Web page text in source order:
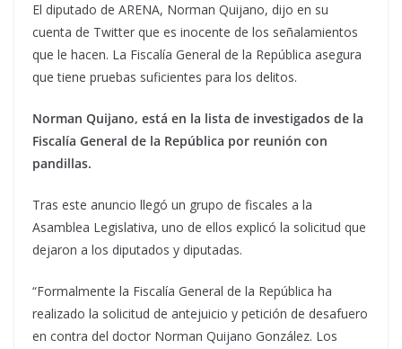
El diputado de ARENA, Norman Quijano, dijo en su
cuenta de Twitter que es inocente de los señalamientos
que le hacen. La Fiscalía General de la República asegura
que tiene pruebas suficientes para los delitos.
Norman Quijano, está en la lista de investigados de la
Fiscalía General de la República por reunión con
pandillas.
Tras este anuncio llegó un grupo de fiscales a la
Asamblea Legislativa, uno de ellos explicó la solicitud que
dejaron a los diputados y diputadas.
“Formalmente la Fiscalía General de la República ha
realizado la solicitud de antejuicio y petición de desafuero
en contra del doctor Norman Quijano González. Los